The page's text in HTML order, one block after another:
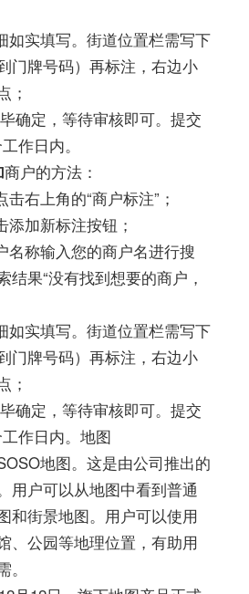
如实填写。街道位置栏需写下
门牌号码）再标注，右边小
；
确定，等待审核即可。提交
作日内。
商户的方法：
右上角的“商户标注”；
加新标注按钮；
名称输入您的商户名进行搜
结果“没有找到想要的商户，
如实填写。街道位置栏需写下
门牌号码）再标注，右边小
；
确定，等待审核即可。提交
作日内。地图
地图。这是由公司推出的
用户可以从地图中看到普通
和街景地图。用户可以使用
、公园等地理位置，有助用